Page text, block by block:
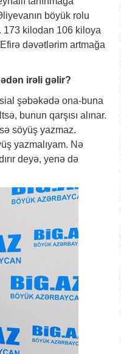
böyük rolu
173 kilodan 106 kiloya
dəvətlərim artmağa
irəli gəlir?
şəbəkədə ona-buna
bunun qarşısı alınar.
söyüş yazmaz.
yazmalıyam. Nə
deyə, yenə də